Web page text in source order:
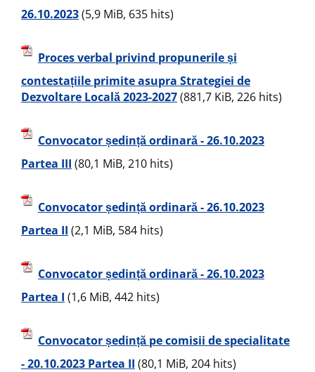
26.10.2023(5,9 MiB, 635 hits)
Proces verbal privind propunerile și
contestațiile primite asupra Strategiei de
Dezvoltare Locală 2023-2027(881,7 KiB, 226 hits)
Convocator ședință ordinară - 26.10.2023
Partea III (80,1 MiB, 210 hits)
Convocator ședință ordinară - 26.10.2023
Partea II (2,1 MiB, 584 hits)
Convocator ședință ordinară - 26.10.2023
Partea I (1,6 MiB, 442 hits)
Convocator ședință pe comisii de specialitate
- 20.10.2023 Partea II (80,1 MiB, 204 hits)